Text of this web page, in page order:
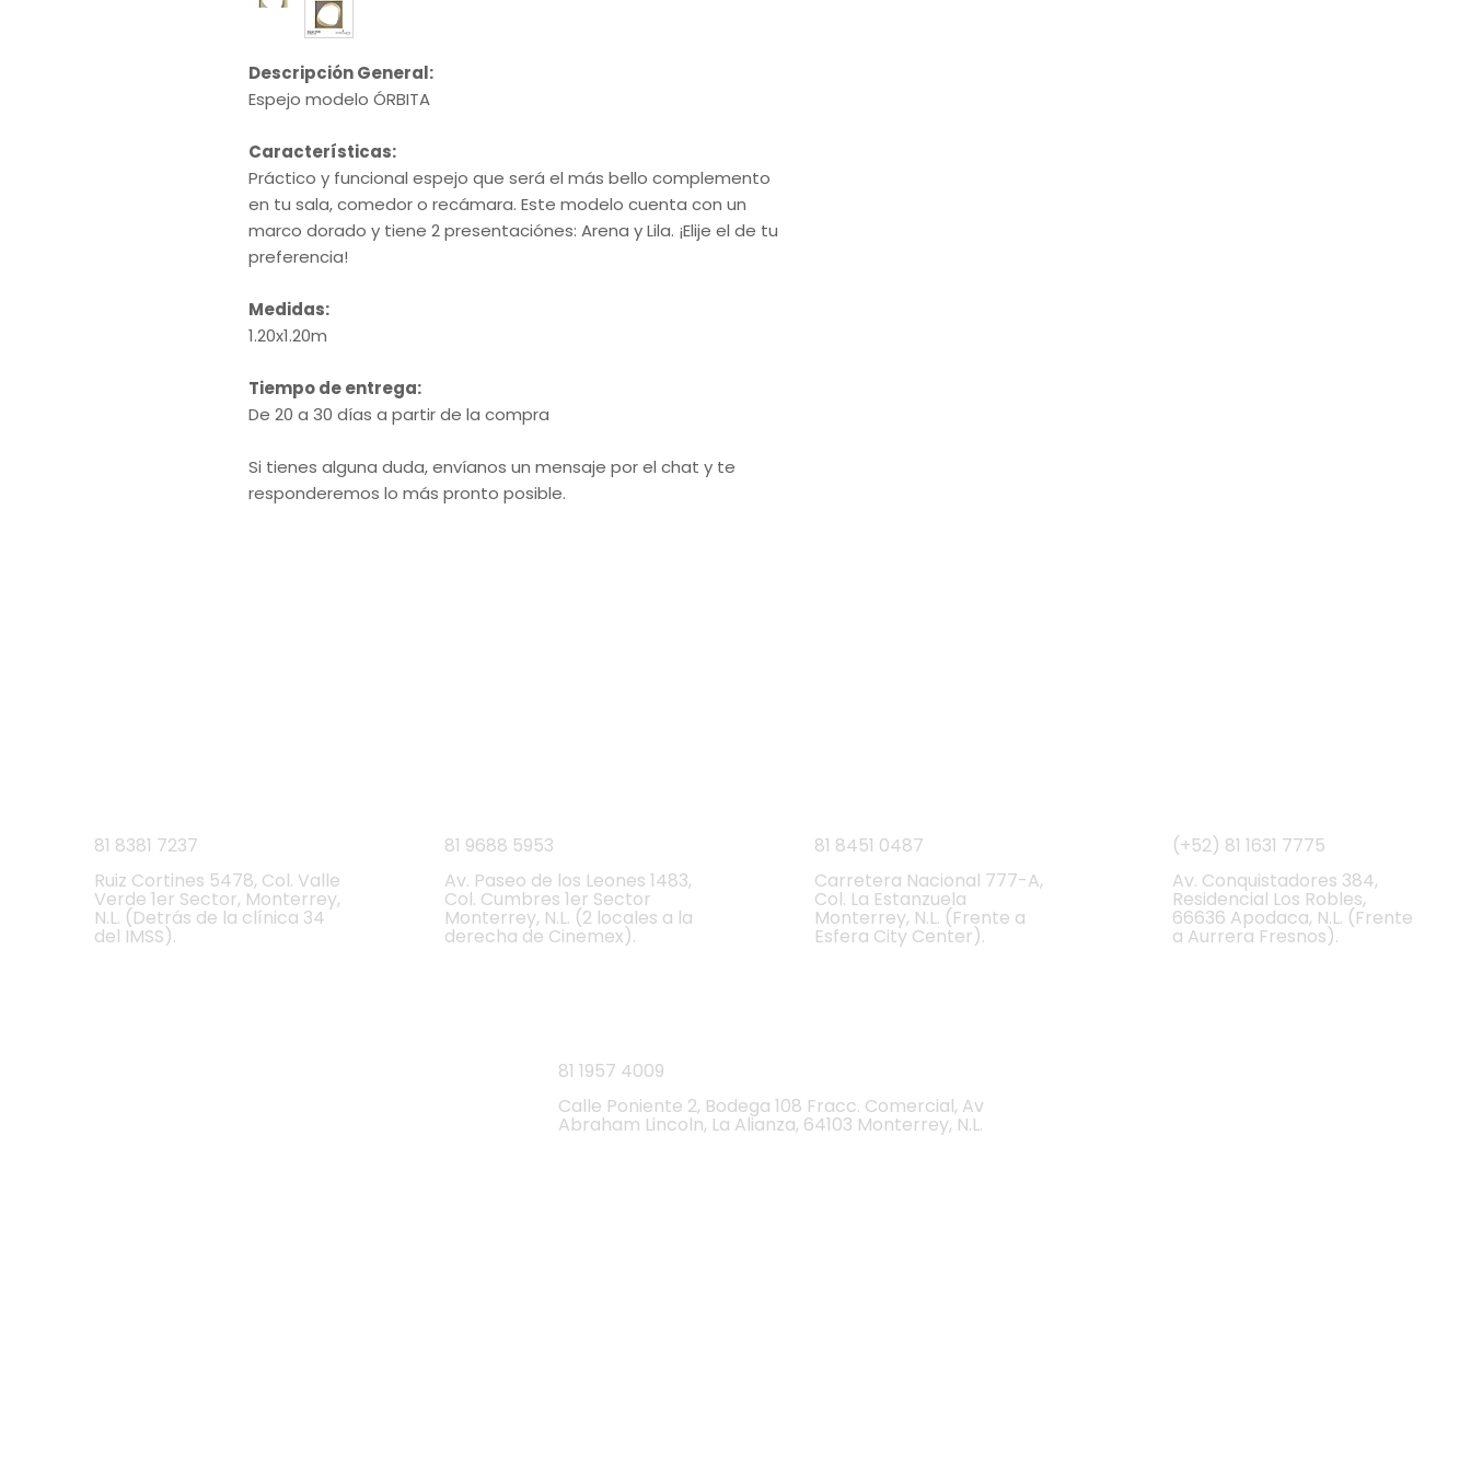
Descripción General:
Espejo modelo ÓRBITA
Características:
Práctico y funcional espejo que será el más bello complemento
en tu sala, comedor o recámara. Este modelo cuenta con un
marco dorado y tiene 2 presentaciónes: Arena y Lila. ¡Elije el de tu
preferencia!
Medidas:
1.20x1.20m
Tiempo de entrega:
De 20 a 30 días a partir de la compra
Si tienes alguna duda, envíanos un mensaje por el chat y te
responderemos lo más pronto posible.
81 8381 7237
Ruiz Cortines 5478, Col. Valle
Verde 1er Sector, Monterrey,
N.L. (Detrás de la clínica 34
del IMSS).
81 9688 5953
Av. Paseo de los Leones 1483,
Col. Cumbres 1er Sector
Monterrey, N.L. (2 locales a la
derecha de Cinemex).
81 8451 0487
Carretera Nacional 777-A,
Col. La Estanzuela
Monterrey, N.L. (Frente a
Esfera City Center).
(+52) 81 1631 7775
Av. Conquistadores 384,
Residencial Los Robles,
66636 Apodaca, N.L. (Frente
a Aurrera Fresnos).
81 1957 4009
Calle Poniente 2, Bodega 108 Fracc. Comercial, Av
Abraham Lincoln, La Alianza, 64103 Monterrey, N.L.